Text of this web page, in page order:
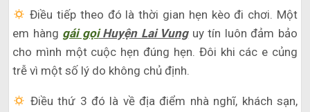
Điều tiếp theo đó là thời gian hẹn kèo đi chơi. Một
em hàng gái gọiHuyện Lai Vunguy tín luôn đảm bảo
cho mình một cuộc hẹn đúng hẹn. Đôi khi các e củng
trễ vì một số lý do không chủ định.
Điều thứ 3 đó là về địa điểm nhà nghĩ, khách sạn,